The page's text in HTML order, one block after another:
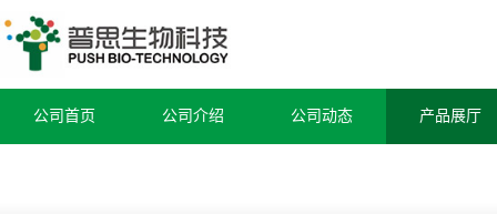
公司首页 公司介绍 公司动态 产品展厅